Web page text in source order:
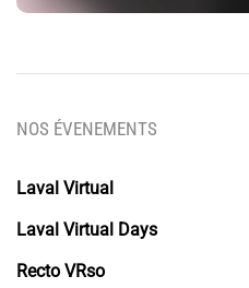
NOS ÉVENEMENTS
Laval Virtual
Laval Virtual Days
Recto VRso